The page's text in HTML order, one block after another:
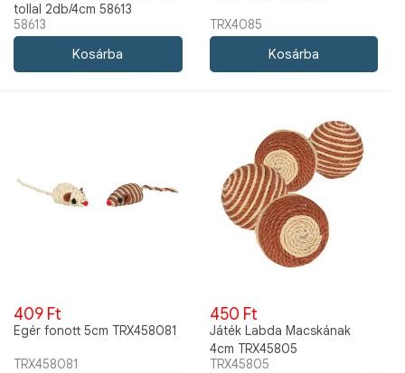
tollal 2db/4cm 58613
58613
TRX4085
409 Ft
Egér fonott 5cm TRX458081
TRX458081
450 Ft
Játék Labda Macskának
4cm TRX45805
TRX45805